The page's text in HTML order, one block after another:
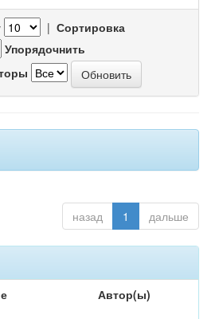
| Сортировка
Упорядочнить
назад 1 дальше
Автор(ы)